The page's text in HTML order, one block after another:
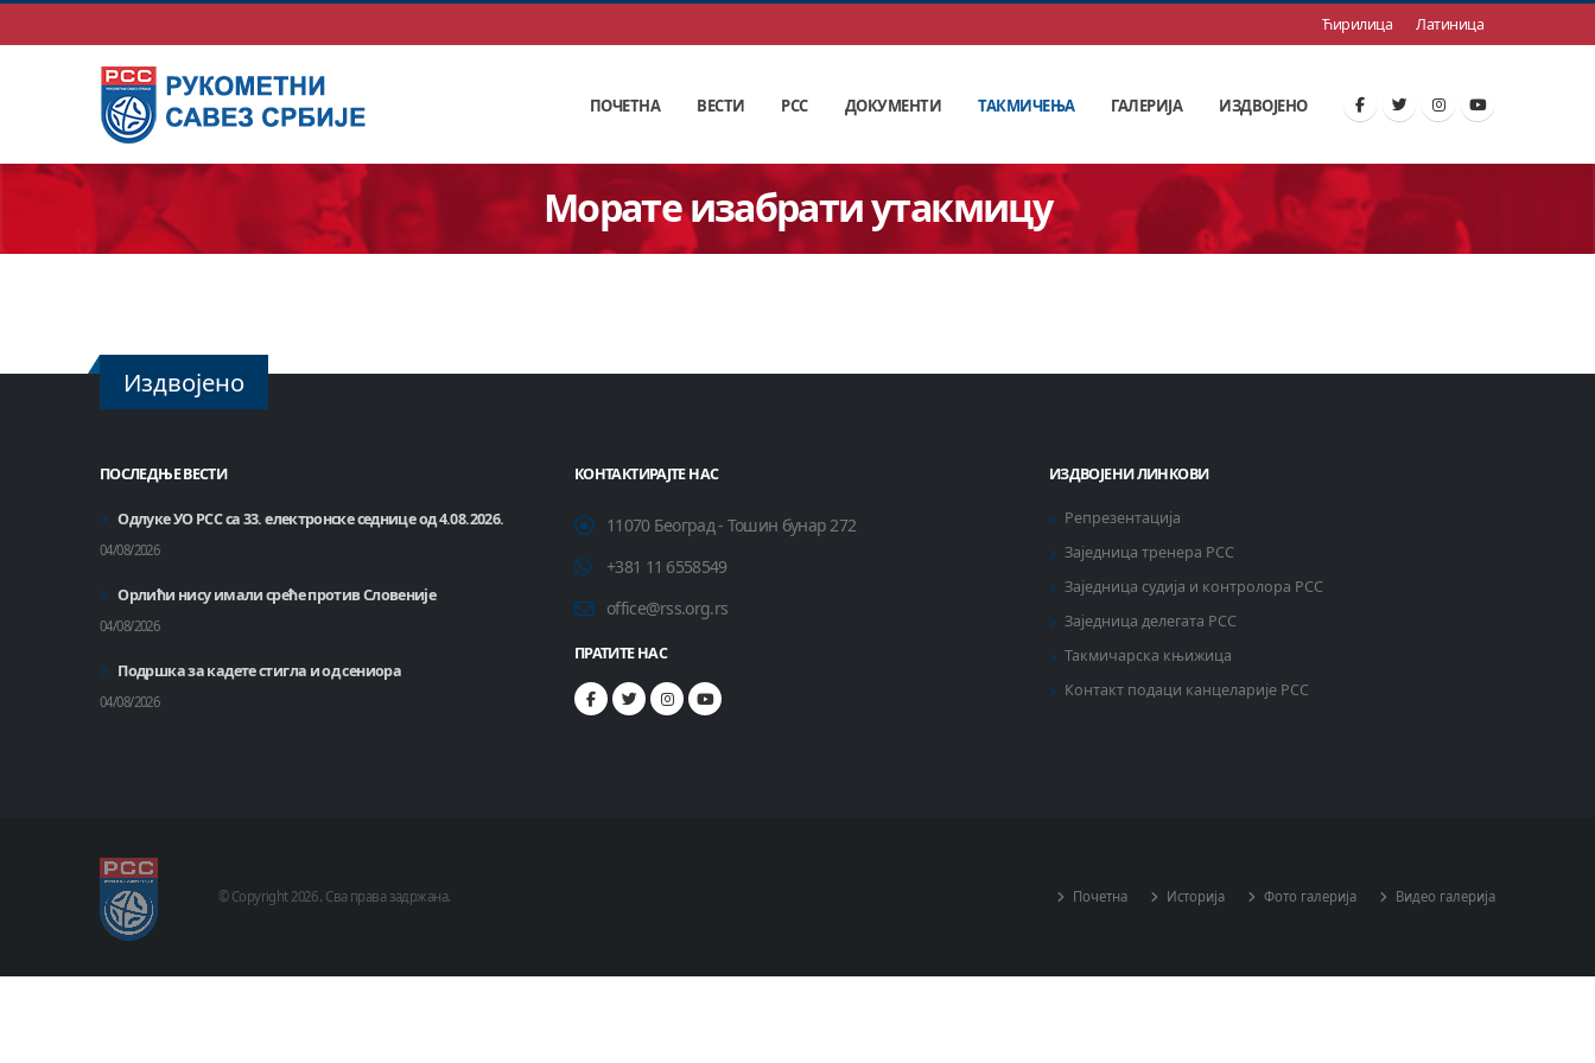
Ћирилица Латиница
ПОЧЕТНА ВЕСТИ РСС ДОКУМЕНТИ ТАКМИЧЕЊА ГАЛЕРИЈА ИЗДВОЈЕНО
Морате изабрати утакмицу
Издвојено
ПОСЛЕДЊЕ ВЕСТИ
Одлуке УО РСС са 33. електронске седнице од 4.08.2026.
04/08/2026
Орлићи нису имали среће против Словеније
04/08/2026
Подршка за кадете стигла и од сениора
04/08/2026
КОНТАКТИРАЈТЕ НАС
11070 Београд - Тошин бунар 272
+381 11 6558549
office@rss.org.rs
ПРАТИТЕ НАС
ИЗДВОЈЕНИ ЛИНКОВИ
Репрезентација
Заједница тренера РСС
Заједница судија и контролора РСС
Заједница делегата РСС
Такмичарска књижица
Контакт подаци канцеларије РСС
© Copyright 2026 . Сва права задржана. Почетна Историја Фото галерија Видео галерија